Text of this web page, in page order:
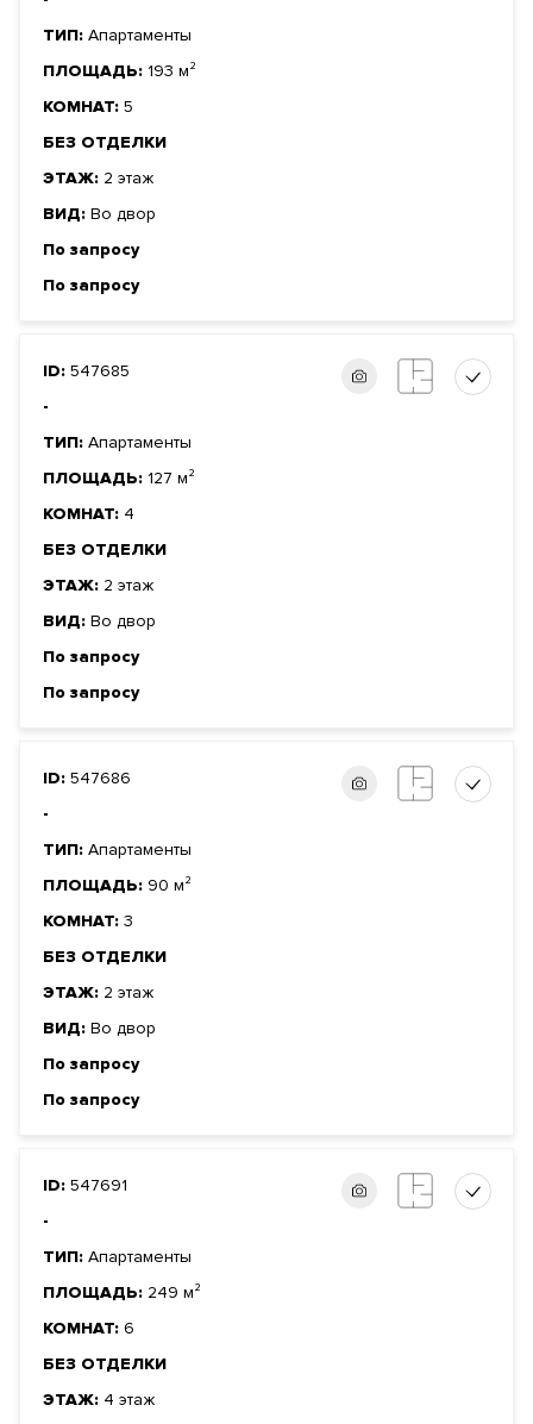
ТИП: Апартаменты
ПЛОЩАДЬ: 193 м²
КОМНАТ: 5
БЕЗ ОТДЕЛКИ
ЭТАЖ: 2 этаж
ВИД: Во двор
По запросу
По запросу
ID: 547685
-
ТИП: Апартаменты
ПЛОЩАДЬ: 127 м²
КОМНАТ: 4
БЕЗ ОТДЕЛКИ
ЭТАЖ: 2 этаж
ВИД: Во двор
По запросу
По запросу
ID: 547686
-
ТИП: Апартаменты
ПЛОЩАДЬ: 90 м²
КОМНАТ: 3
БЕЗ ОТДЕЛКИ
ЭТАЖ: 2 этаж
ВИД: Во двор
По запросу
По запросу
ID: 547691
-
ТИП: Апартаменты
ПЛОЩАДЬ: 249 м²
КОМНАТ: 6
БЕЗ ОТДЕЛКИ
ЭТАЖ: 4 этаж